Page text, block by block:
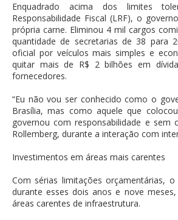
Enquadrado acima dos limites
Responsabilidade Fiscal (LRF), o
própria carne. Eliminou 4 mil cargos
quantidade de secretarias de 38 para
oficial por veículos mais simples e
quitar mais de R$ 2 bilhões em
fornecedores.
“Eu não vou ser conhecido como o
Brasília, mas como aquele que
governou com responsabilidade e sem
Rollemberg, durante a interação com
Investimentos em áreas mais carentes
Com sérias limitações orçamentárias,
durante esses dois anos e nove
áreas carentes de infraestrutura.